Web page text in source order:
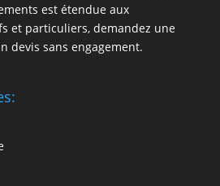
est étendue aux
et particuliers, demandez une
devis sans engagement.